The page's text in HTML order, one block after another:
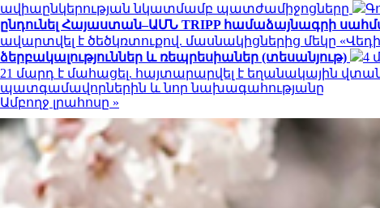
ավիաընկերության նկատմամբ պատժամիջոցները
ընդունել Հայաստան–ԱՄՆ TRIPP համաձայնագրի
ավարտվել է ծեծկռտուքով. մասնակիցներից մեկը
ձերբակալություններ և ռեպրեսիաներ (տեսանյութ)
4
21 մարդ է մահացել. հայտարարվել է եղանակային
պատգամավորներին և նոր նախագահությանը
Ամբողջ լրահոսը »